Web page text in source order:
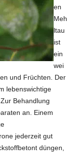
en
Meh
ltau
ist
ein
wei
und Früchten. Der
lebenswichtige
Behandlung
an. Einem
jederzeit gut
düngen,